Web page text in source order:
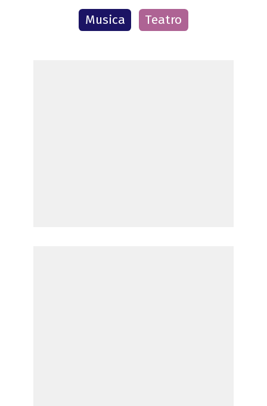
Musica Teatro